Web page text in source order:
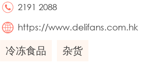
2191 2088
https://www.delifans.com.hk
冷冻食品 杂货